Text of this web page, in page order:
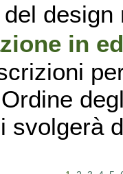
in
svolgerà